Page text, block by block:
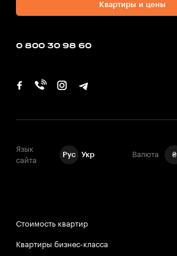
Квартиры и цены
0 800 30 98 60
Язык
сайта
Рус Укр Валюта ₴
Стоимость квартир
Квартиры бизнес-класса